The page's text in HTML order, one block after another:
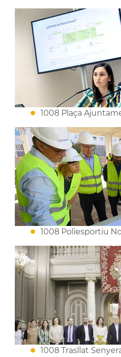
1008 Plaça
1008 Poliesportiu
1008 Trasllat